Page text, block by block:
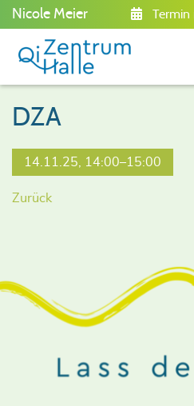
Nicole Meier Termin
DZA
14.11.25, 14:00–15:00
Zurück